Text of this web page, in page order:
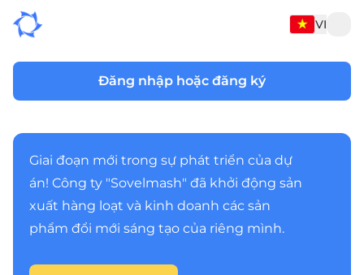
VI
Đăng nhập hoặc đăng ký
Giai đoạn mới trong sự phát triển của dự
án! Công ty "Sovelmash" đã khởi động sản
xuất hàng loạt và kinh doanh các sản
phẩm đổi mới sáng tạo của riêng mình.